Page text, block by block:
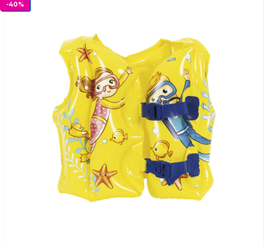
-40%